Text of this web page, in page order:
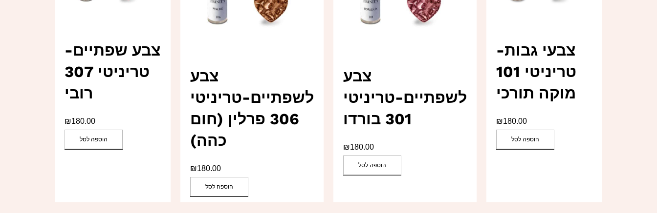
צבעי גבות-
טריניטי 101
מוקה תורכי
₪180.00
הוספה לסל
צבע
לשפתיים-טריניטי
301 בורדו
₪180.00
הוספה לסל
צבע
לשפתיים-טריניטי
306 פרלין (חום
כהה)
₪180.00
הוספה לסל
צבע שפתיים-
טריניטי 307
רובי
₪180.00
הוספה לסל